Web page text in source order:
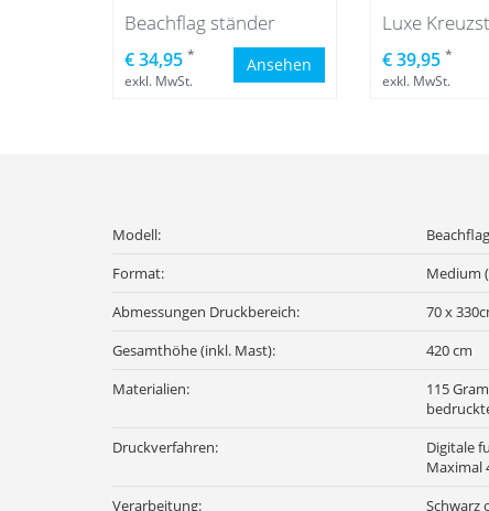
Beachflag ständer
€ 34,95 *
exkl. MwSt.
Ansehen € 39,95 *
exkl. MwSt.
Modell:
Format:
Medium
Abmessungen Druckbereich:
70 x
Gesamthöhe (inkl. Mast):
420 cm
Materialien:
115
Druckverfahren:
Digitale
Maximal
Verarbeitung:
Schwarz